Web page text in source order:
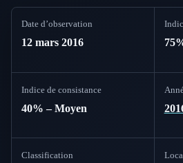
Date d’observation
12 mars 2016
Indice de consistance
40% – Moyen
Classification